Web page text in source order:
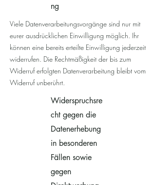
ng
Viele Datenverarbeitungsvorgänge sind nur mit
eurer ausdrücklichen Einwilligung möglich. Ihr
können eine bereits erteilte Einwilligung jederzeit
widerrufen. Die Rechtmäßigkeit der bis zum
Widerruf erfolgten Datenverarbeitung bleibt vom
Widerruf unberührt.
Widerspruchsre
cht gegen die
Datenerhebung
in besonderen
Fällen sowie
gegen